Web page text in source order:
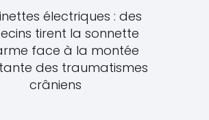
électriques : des
tirent la sonnette
face à la montée
des traumatismes
crâniens